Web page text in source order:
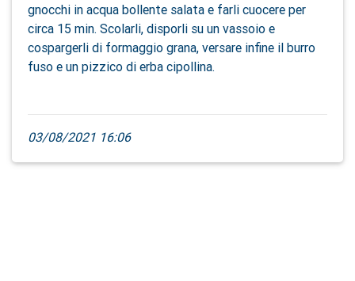
gnocchi in acqua bollente salata e farli cuocere per
circa 15 min. Scolarli, disporli su un vassoio e
cospargerli di formaggio grana, versare infine il burro
fuso e un pizzico di erba cipollina.
03/08/2021 16:06